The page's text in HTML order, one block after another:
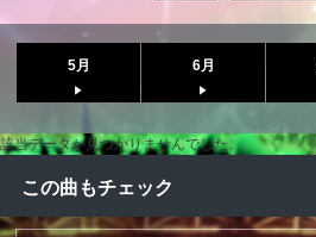
5月 6月
該当データが見つかりませんでした。
この曲もチェック